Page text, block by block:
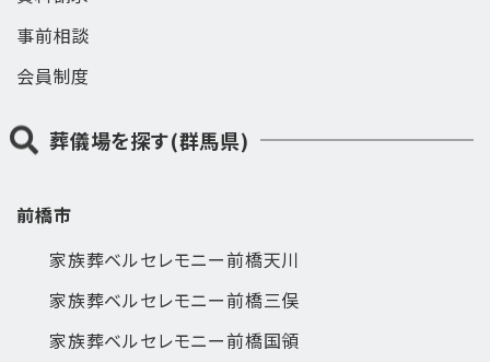
事前相談
会員制度
葬儀場を探す(群馬県)
前橋市
家族葬ベルセレモニー前橋天川
家族葬ベルセレモニー前橋三俣
家族葬ベルセレモニー前橋国領